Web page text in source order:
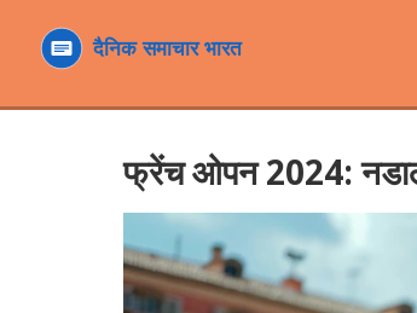
फ्रेंच ओपन 2024: नडाल